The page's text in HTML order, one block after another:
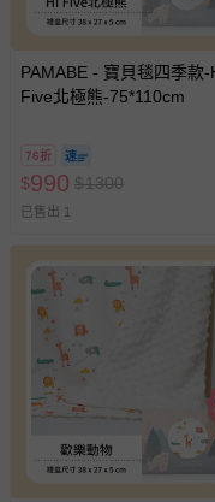
PAMABE - 寶貝毯四季款-
Five北極熊-75*110cm
76折
$990 $1300
已售出 1